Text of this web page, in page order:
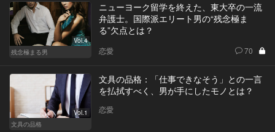
Vol.4
残念極まる男
ニューヨーク留学を終えた、東大卒の一流
弁護士。国際派エリート男の“残念極ま
る”欠点とは？
恋愛 70
Vol.1
文具の品格
文具の品格：「仕事できなそう」との一言
を払拭すべく、男が手にしたモノとは？
恋愛